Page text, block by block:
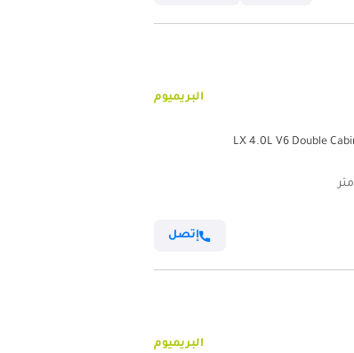
البريميوم
إتصل
البريميوم